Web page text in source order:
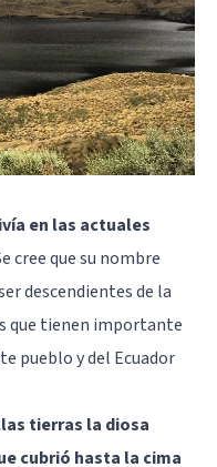
en las actuales
cree que su nombre
descendientes de la
que tienen importante
pueblo y del Ecuador
tierras la diosa
cubrió hasta la cima